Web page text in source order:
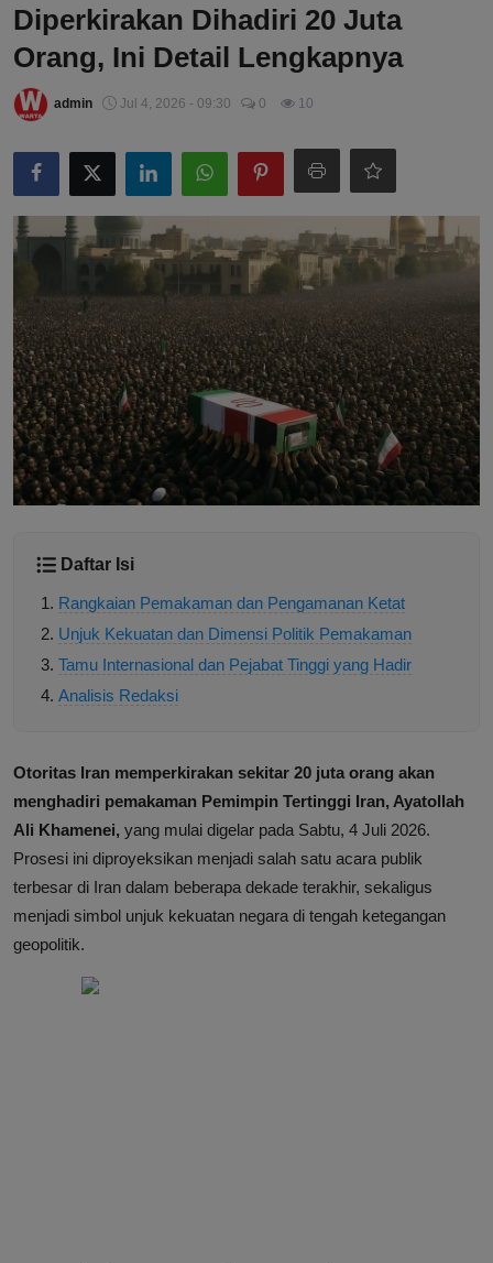
Diperkirakan Dihadiri 20 Juta
Orang, Ini Detail Lengkapnya
admin Jul 4, 2026 - 09:30 0 10
Daftar Isi
Rangkaian Pemakaman dan Pengamanan Ketat
Unjuk Kekuatan dan Dimensi Politik Pemakaman
Tamu Internasional dan Pejabat Tinggi yang Hadir
Analisis Redaksi
Otoritas Iran memperkirakan sekitar 20 juta orang akan
menghadiri pemakaman Pemimpin Tertinggi Iran, Ayatollah
Ali Khamenei, yang mulai digelar pada Sabtu, 4 Juli 2026.
Prosesi ini diproyeksikan menjadi salah satu acara publik
terbesar di Iran dalam beberapa dekade terakhir, sekaligus
menjadi simbol unjuk kekuatan negara di tengah ketegangan
geopolitik.